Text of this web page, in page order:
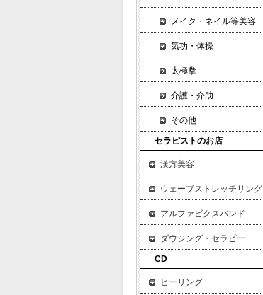
メイク・ネイル等美容
気功・体操
太極拳
介護・介助
その他
セラピストのお店
漢方美容
ウェーブストレッチリング
アルファビクスバンド
ダウジング・セラピー
CD
ヒーリング